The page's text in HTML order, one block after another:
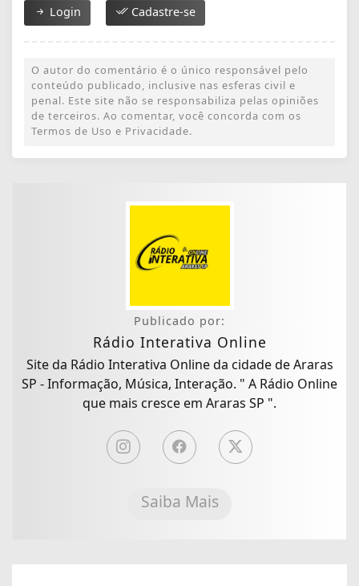
Login Cadastre-se
O autor do comentário é o único responsável pelo
conteúdo publicado, inclusive nas esferas civil e
penal. Este site não se responsabiliza pelas opiniões
de terceiros. Ao comentar, você concorda com os
Termos de Uso e Privacidade.
Publicado por:
Rádio Interativa Online
Site da Rádio Interativa Online da cidade de Araras
SP - Informação, Música, Interação. " A Rádio Online
que mais cresce em Araras SP ".
Saiba Mais